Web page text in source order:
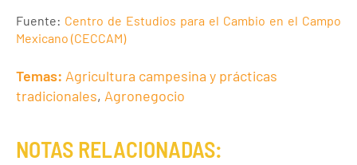
Fuente: Centro de Estudios para el Cambio en el Campo
Mexicano (CECCAM)
Temas: Agricultura campesina y prácticas
tradicionales, Agronegocio
NOTAS RELACIONADAS: